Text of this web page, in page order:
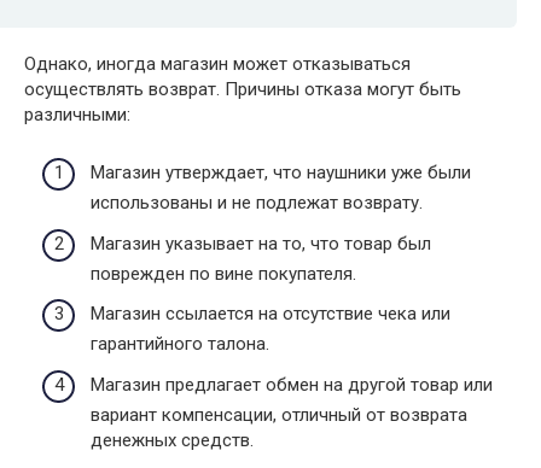
Однако, иногда магазин может отказываться
осуществлять возврат. Причины отказа могут быть
различными:
Магазин утверждает, что наушники уже были
использованы и не подлежат возврату.
Магазин указывает на то, что товар был
поврежден по вине покупателя.
Магазин ссылается на отсутствие чека или
гарантийного талона.
Магазин предлагает обмен на другой товар или
вариант компенсации, отличный от возврата
денежных средств.